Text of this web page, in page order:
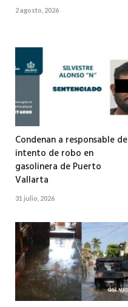
2 agosto, 2026
Condenan a responsable de
intento de robo en
gasolinera de Puerto
Vallarta
31 julio, 2026